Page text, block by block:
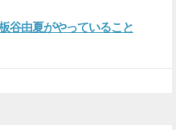
谷由夏がやっていること